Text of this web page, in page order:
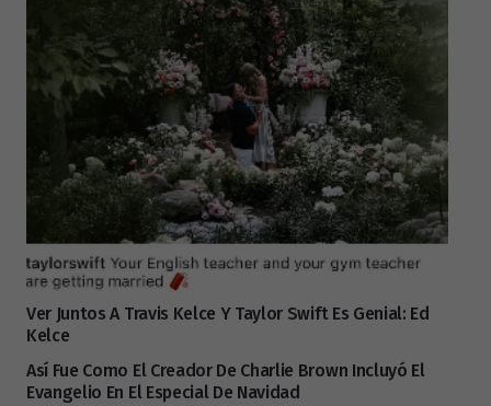
Ver Juntos A Travis Kelce Y Taylor Swift Es Genial: Ed
Kelce
Así Fue Como El Creador De Charlie Brown Incluyó El
Evangelio En El Especial De Navidad